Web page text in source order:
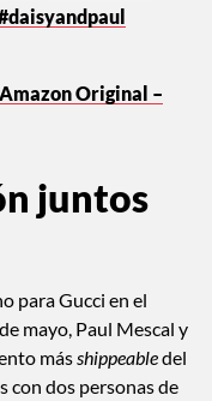
Original –
juntos
para Gucci en el
mayo, Paul Mescal y
más shippeabledel
con dos personas de